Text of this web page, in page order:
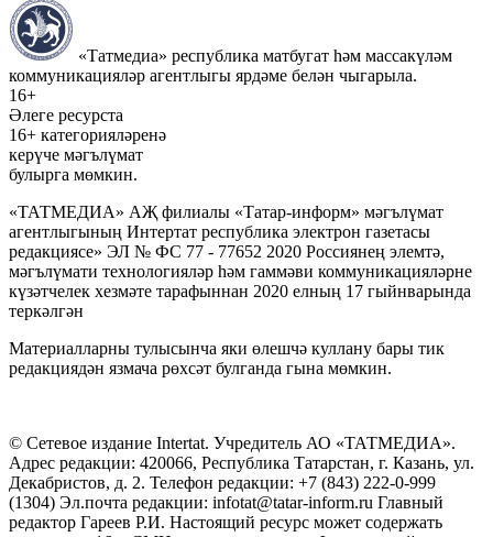
«Татмедиа» республика матбугат һәм массакүләм
коммуникацияләр агентлыгы ярдәме белән чыгарыла.
16+
Әлеге ресурста
16+ категорияләренә
керүче мәгълүмат
булырга мөмкин.
«ТАТМЕДИА» АҖ филиалы «Татар-информ» мәгълүмат
агентлыгының Интертат республика электрон газетасы
редакциясе» ЭЛ № ФС 77 - 77652 2020 Россиянең элемтә,
мәгълүмати технологияләр һәм гаммәви коммуникацияләрне
күзәтчелек хезмәте тарафыннан 2020 елның 17 гыйнварында
теркәлгән
Материалларны тулысынча яки өлешчә куллану бары тик
редакциядән язмача рөхсәт булганда гына мөмкин.
© Сетевое издание Intertat. Учредитель АО «ТАТМЕДИА».
Адрес редакции: 420066, Республика Татарстан, г. Казань, ул.
Декабристов, д. 2. Телефон редакции: +7 (843) 222-0-999
(1304) Эл.почта редакции: infotat@tatar-inform.ru Главный
редактор Гареев Р.И. Настоящий ресурс может содержать